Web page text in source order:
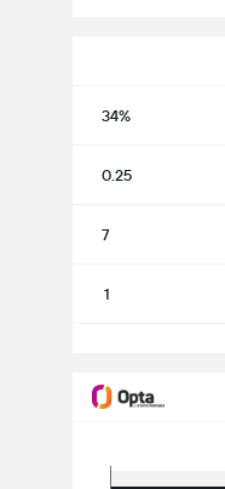
34%
0.25
7
1